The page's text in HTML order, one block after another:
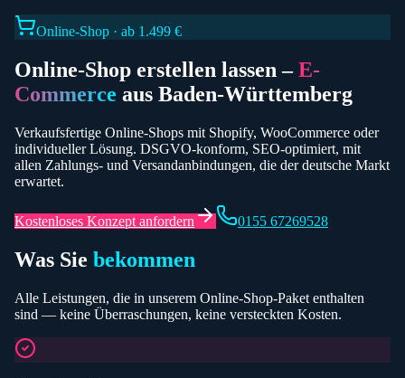
Online-Shop · ab 1.499 €
Online-Shop erstellen lassen – E-
Commerce aus Baden-Württemberg
Verkaufsfertige Online-Shops mit Shopify, WooCommerce oder
individueller Lösung. DSGVO-konform, SEO-optimiert, mit
allen Zahlungs- und Versandanbindungen, die der deutsche Markt
erwartet.
Kostenloses Konzept anfordern 0155 67269528
Was Sie bekommen
Alle Leistungen, die in unserem Online-Shop-Paket enthalten
sind — keine Überraschungen, keine versteckten Kosten.